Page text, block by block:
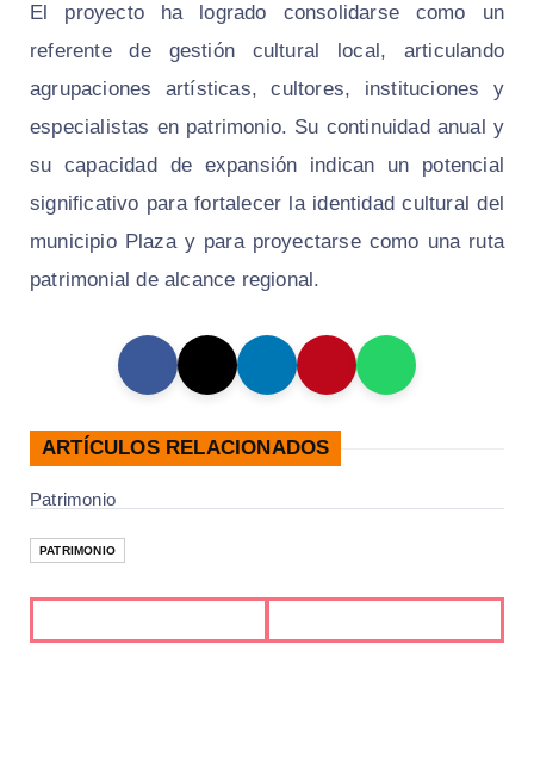
El proyecto ha logrado consolidarse como un
referente de gestión cultural local, articulando
agrupaciones artísticas, cultores, instituciones y
especialistas en patrimonio. Su continuidad anual y
su capacidad de expansión indican un potencial
significativo para fortalecer la identidad cultural del
municipio Plaza y para proyectarse como una ruta
patrimonial de alcance regional.
ARTÍCULOS RELACIONADOS
Patrimonio
PATRIMONIO